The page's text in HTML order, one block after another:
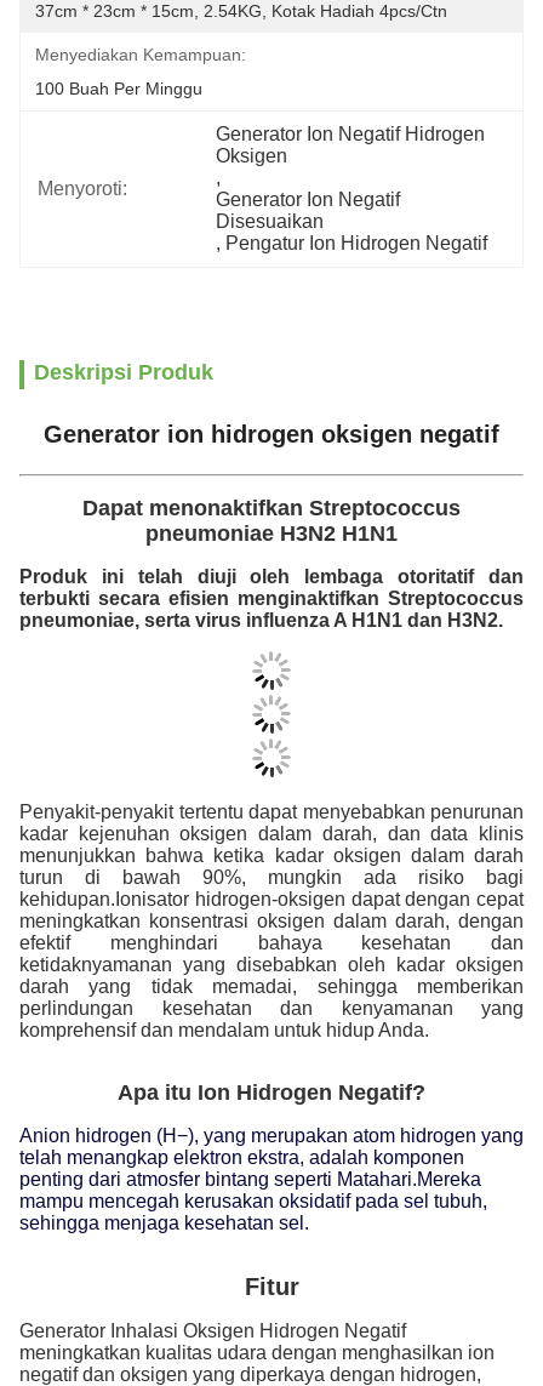
37cm * 23cm * 15cm, 2.54KG, Kotak Hadiah 4pcs/ctn
Menyediakan Kemampuan:
100 Buah Per Minggu
Menyoroti:
Generator Ion Negatif Hidrogen
Oksigen
,
Generator Ion Negatif
Disesuaikan
, Pengatur Ion Hidrogen Negatif
Deskripsi Produk
Generator ion hidrogen oksigen negatif
Dapat menonaktifkan Streptococcus
pneumoniae H3N2 H1N1
Produk ini telah diuji oleh lembaga otoritatif dan
terbukti secara efisien menginaktifkan Streptococcus
pneumoniae, serta virus influenza A H1N1 dan H3N2.
Penyakit-penyakit tertentu dapat menyebabkan penurunan
kadar kejenuhan oksigen dalam darah, dan data klinis
menunjukkan bahwa ketika kadar oksigen dalam darah
turun di bawah 90%, mungkin ada risiko bagi
kehidupan.Ionisator hidrogen-oksigen dapat dengan cepat
meningkatkan konsentrasi oksigen dalam darah, dengan
efektif menghindari bahaya kesehatan dan
ketidaknyamanan yang disebabkan oleh kadar oksigen
darah yang tidak memadai, sehingga memberikan
perlindungan kesehatan dan kenyamanan yang
komprehensif dan mendalam untuk hidup Anda.
Apa itu Ion Hidrogen Negatif?
Anion hidrogen (H−), yang merupakan atom hidrogen yang
telah menangkap elektron ekstra, adalah komponen
penting dari atmosfer bintang seperti Matahari.Mereka
mampu mencegah kerusakan oksidatif pada sel tubuh,
sehingga menjaga kesehatan sel.
Fitur
Generator Inhalasi Oksigen Hidrogen Negatif
meningkatkan kualitas udara dengan menghasilkan ion
negatif dan oksigen yang diperkaya dengan hidrogen,